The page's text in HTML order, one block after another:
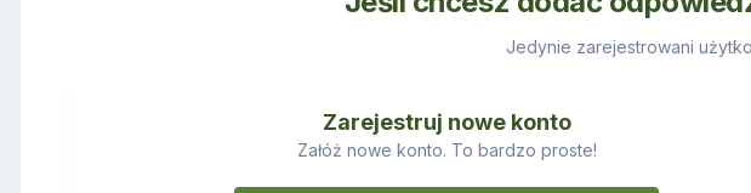
Jedynie zarejestrowani
Zarejestruj nowe konto
Załóż nowe konto. To bardzo proste!